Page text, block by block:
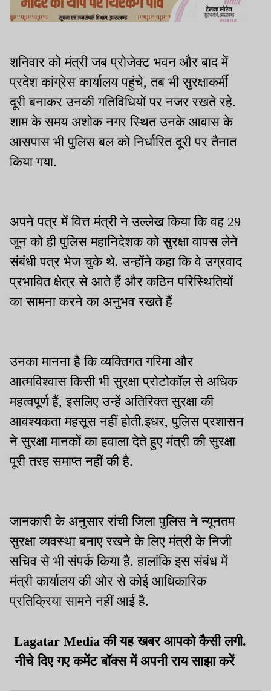
शनिवार को मंत्री जब प्रोजेक्ट भवन और बाद में
प्रदेश कांग्रेस कार्यालय पहुंचे, तब भी सुरक्षाकर्मी
दूरी बनाकर उनकी गतिविधियों पर नजर रखते रहे.
शाम के समय अशोक नगर स्थित उनके आवास के
आसपास भी पुलिस बल को निर्धारित दूरी पर तैनात
किया गया.
अपने पत्र में वित्त मंत्री ने उल्लेख किया कि वह 29
जून को ही पुलिस महानिदेशक को सुरक्षा वापस लेने
संबंधी पत्र भेज चुके थे. उन्होंने कहा कि वे उग्रवाद
प्रभावित क्षेत्र से आते हैं और कठिन परिस्थितियों
का सामना करने का अनुभव रखते हैं
उनका मानना है कि व्यक्तिगत गरिमा और
आत्मविश्वास किसी भी सुरक्षा प्रोटोकॉल से अधिक
महत्वपूर्ण हैं, इसलिए उन्हें अतिरिक्त सुरक्षा की
आवश्यकता महसूस नहीं होती.इधर, पुलिस प्रशासन
ने सुरक्षा मानकों का हवाला देते हुए मंत्री की सुरक्षा
पूरी तरह समाप्त नहीं की है.
जानकारी के अनुसार रांची जिला पुलिस ने न्यूनतम
सुरक्षा व्यवस्था बनाए रखने के लिए मंत्री के निजी
सचिव से भी संपर्क किया है. हालांकि इस संबंध में
मंत्री कार्यालय की ओर से कोई आधिकारिक
प्रतिक्रिया सामने नहीं आई है.
Lagatar Media की यह खबर आपको कैसी लगी.
नीचे दिए गए कमेंट बॉक्स में अपनी राय साझा करें